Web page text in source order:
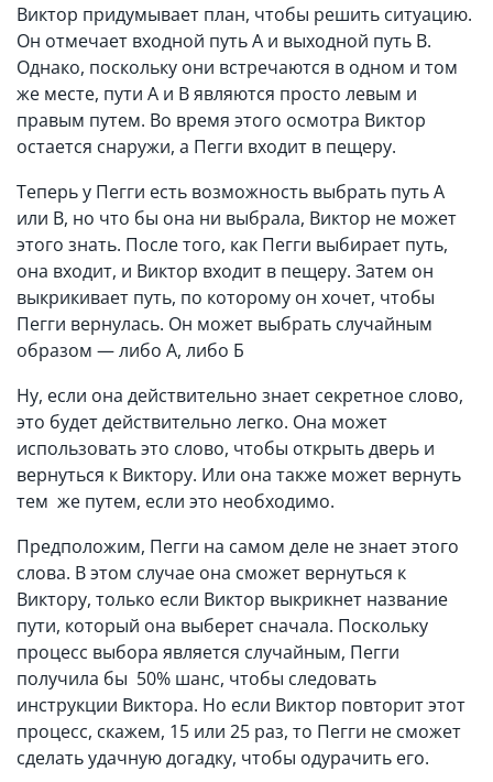
Виктор придумывает план, чтобы решить ситуацию.
Он отмечает входной путь A и выходной путь B.
Однако, поскольку они встречаются в одном и том
же месте, пути A и B являются просто левым и
правым путем. Во время этого осмотра Виктор
остается снаружи, а Пегги входит в пещеру.
Теперь у Пегги есть возможность выбрать путь А
или В, но что бы она ни выбрала, Виктор не может
этого знать. После того, как Пегги выбирает путь,
она входит, и Виктор входит в пещеру. Затем он
выкрикивает путь, по которому он хочет, чтобы
Пегги вернулась. Он может выбрать случайным
образом — либо А, либо Б
Ну, если она действительно знает секретное слово,
это будет действительно легко. Она может
использовать это слово, чтобы открыть дверь и
вернуться к Виктору. Или она также может вернуть
тем же путем, если это необходимо.
Предположим, Пегги на самом деле не знает этого
слова. В этом случае она сможет вернуться к
Виктору, только если Виктор выкрикнет название
пути, который она выберет сначала. Поскольку
процесс выбора является случайным, Пегги
получила бы 50% шанс, чтобы следовать
инструкции Виктора. Но если Виктор повторит этот
процесс, скажем, 15 или 25 раз, то Пегги не сможет
сделать удачную догадку, чтобы одурачить его.